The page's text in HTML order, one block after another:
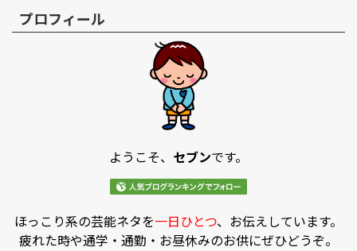
プロフィール
ようこそ、 セブンです。
ほっこり系の芸能ネタを一日ひとつ、お伝えしています。
疲れた時や通学・通勤・お昼休みのお供にぜひどうぞ。